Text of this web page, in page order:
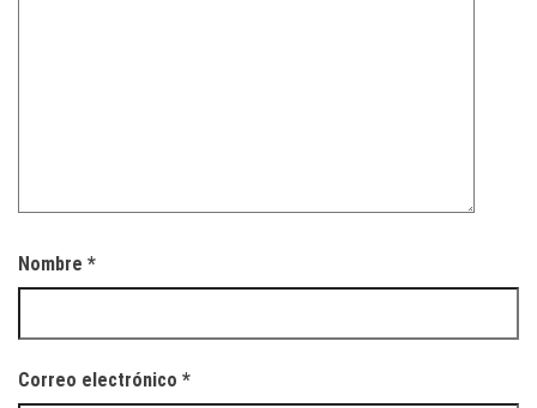
Nombre *
Correo electrónico *